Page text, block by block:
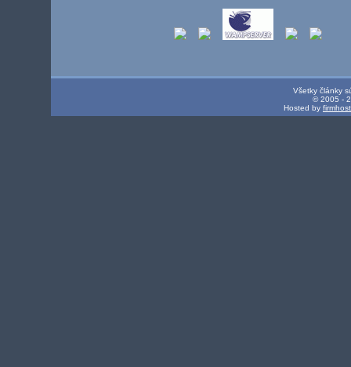
Všetky články
© 2005 -
Hosted by